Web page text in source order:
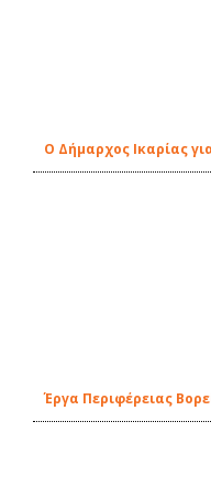
Ο Δήμαρχος Ικαρίας
Έργα Περιφέρειας